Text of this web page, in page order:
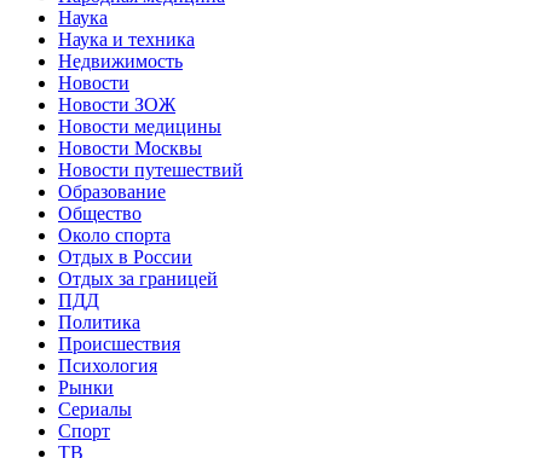
Наука
Наука и техника
Недвижимость
Новости
Новости ЗОЖ
Новости медицины
Новости Москвы
Новости путешествий
Образование
Общество
Около спорта
Отдых в России
Отдых за границей
ПДД
Политика
Происшествия
Психология
Рынки
Сериалы
Спорт
ТВ